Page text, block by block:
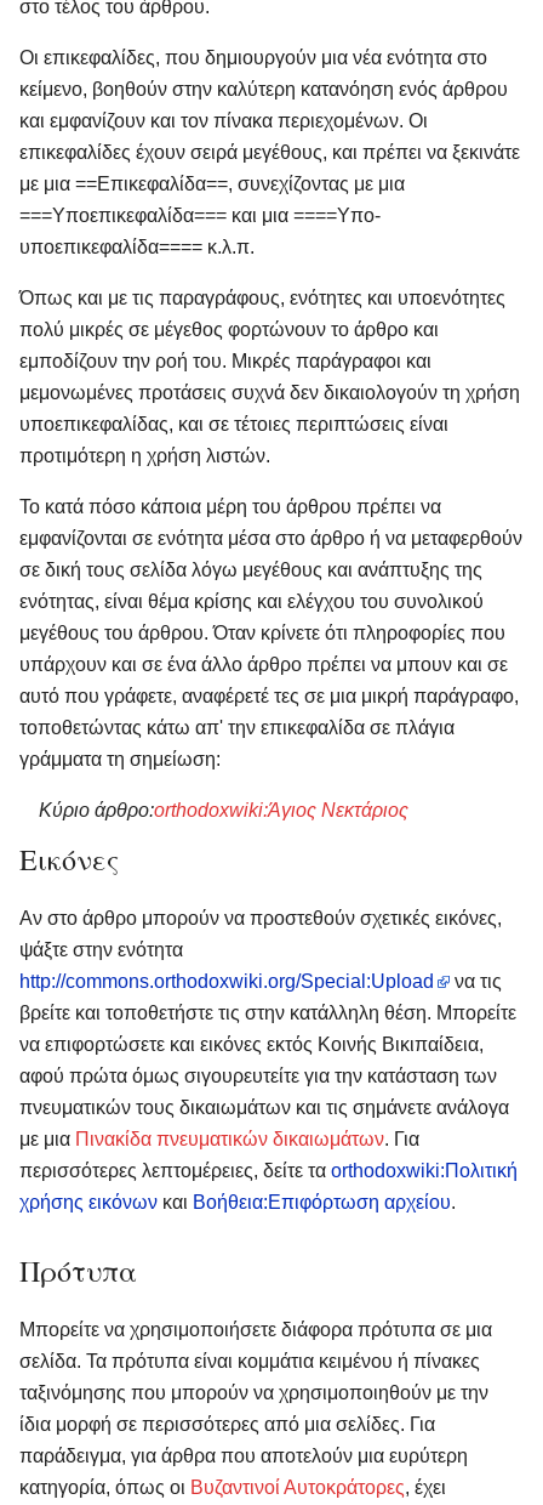
στο τέλος του άρθρου.
Οι επικεφαλίδες, που δημιουργούν μια νέα ενότητα στο
κείμενο, βοηθούν στην καλύτερη κατανόηση ενός άρθρου
και εμφανίζουν και τον πίνακα περιεχομένων. Οι
επικεφαλίδες έχουν σειρά μεγέθους, και πρέπει να ξεκινάτε
με μια ==Επικεφαλίδα==, συνεχίζοντας με μια
===Υποεπικεφαλίδα=== και μια ====Υπο-
υποεπικεφαλίδα==== κ.λ.π.
Όπως και με τις παραγράφους, ενότητες και υποενότητες
πολύ μικρές σε μέγεθος φορτώνουν το άρθρο και
εμποδίζουν την ροή του. Μικρές παράγραφοι και
μεμονωμένες προτάσεις συχνά δεν δικαιολογούν τη χρήση
υποεπικεφαλίδας, και σε τέτοιες περιπτώσεις είναι
προτιμότερη η χρήση λιστών.
Το κατά πόσο κάποια μέρη του άρθρου πρέπει να
εμφανίζονται σε ενότητα μέσα στο άρθρο ή να μεταφερθούν
σε δική τους σελίδα λόγω μεγέθους και ανάπτυξης της
ενότητας, είναι θέμα κρίσης και ελέγχου του συνολικού
μεγέθους του άρθρου. Όταν κρίνετε ότι πληροφορίες που
υπάρχουν και σε ένα άλλο άρθρο πρέπει να μπουν και σε
αυτό που γράφετε, αναφέρετέ τες σε μια μικρή παράγραφο,
τοποθετώντας κάτω απ' την επικεφαλίδα σε πλάγια
γράμματα τη σημείωση:
Κύριο άρθρο:orthodoxwiki:Άγιος Νεκτάριος
Εικόνες
Αν στο άρθρο μπορούν να προστεθούν σχετικές εικόνες,
ψάξτε στην ενότητα
http://commons.orthodoxwiki.org/Special:Upload
να τις
βρείτε και τοποθετήστε τις στην κατάλληλη θέση. Μπορείτε
να επιφορτώσετε και εικόνες εκτός Κοινής Βικιπαίδεια,
αφού πρώτα όμως σιγουρευτείτε για την κατάσταση των
πνευματικών τους δικαιωμάτων και τις σημάνετε ανάλογα
με μια Πινακίδα πνευματικών δικαιωμάτων. Για
περισσότερες λεπτομέρειες, δείτε τα orthodoxwiki:Πολιτική
χρήσης εικόνων και Βοήθεια:Επιφόρτωση αρχείου.
Πρότυπα
Μπορείτε να χρησιμοποιήσετε διάφορα πρότυπα σε μια
σελίδα. Τα πρότυπα είναι κομμάτια κειμένου ή πίνακες
ταξινόμησης που μπορούν να χρησιμοποιηθούν με την
ίδια μορφή σε περισσότερες από μια σελίδες. Για
παράδειγμα, για άρθρα που αποτελούν μια ευρύτερη
κατηγορία, όπως οι Βυζαντινοί Αυτοκράτορες, έχει